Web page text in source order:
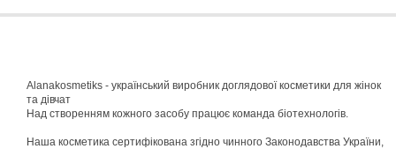
Alanakosmetiks - український виробник доглядової косметики для жінок
та дівчат
Над створенням кожного засобу працює команда біотехнологів.
Наша косметика сертифікована згідно чинного Законодавства України,